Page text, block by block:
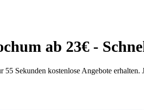
ab 23€ -
Sekunden kostenlose Angebote erhalten.